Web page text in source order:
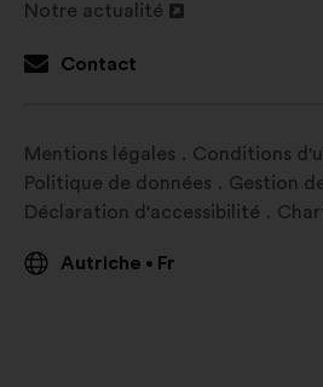
onglet
Notre actualité
dans
onglet
Contact
Mentions légales
Conditions
Politique de données
Gestion
Déclaration d'accessibilité
Autriche • Fr